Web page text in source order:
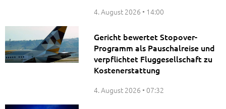
4. August 2026 14:00
Gericht bewertet Stopover-
Programm als Pauschalreise und
verpflichtet Fluggesellschaft zu
Kostenerstattung
4. August 2026 07:32